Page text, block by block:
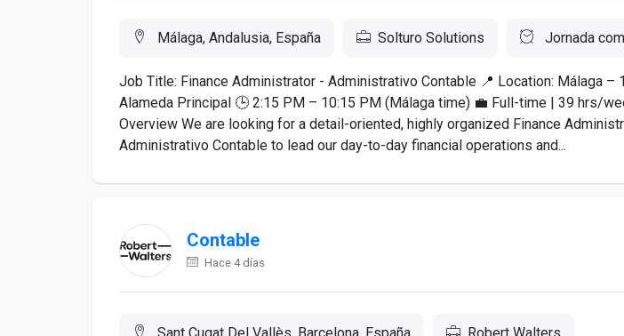
Málaga, Andalusia, España Solturo Solutions Jornada
Job Title: Finance Administrator - Administrativo Contable 📍 Location: Málaga –
Alameda Principal 🕒 2:15 PM – 10:15 PM (Málaga time) 💼 Full-time | 39 hrs/
Overview We are looking for a detail-oriented, highly organized Finance
Administrativo Contable to lead our day-to-day financial operations and...
Contable
Hace 4 días